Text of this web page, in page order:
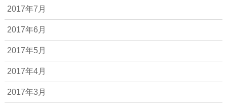
2017年7月
2017年6月
2017年5月
2017年4月
2017年3月